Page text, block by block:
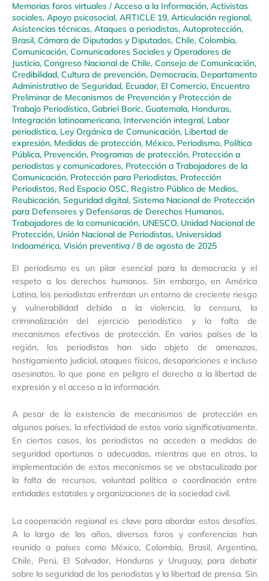
Memorias foros virtuales /Acceso a la Información, Activistas
sociales, Apoyo psicosocial, ARTICLE 19, Articulación regional,
Asistencias técnicas, Ataques a periodistas, Autoprotección,
Brasil, Cámara de Diputadas y Diputados, Chile, Colombia,
Comunicación, Comunicadores Sociales y Operadores de
Justicia, Congreso Nacional de Chile, Consejo de Comunicación,
Credibilidad, Cultura de prevención, Democracia, Departamento
Administrativo de Seguridad, Ecuador, El Comercio, Encuentro
Preliminar de Mecanismos de Prevención y Protección de
Trabajo Periodístico, Gabriel Boric, Guatemala, Honduras,
Integración latinoamericana, Intervención integral, Labor
periodística, Ley Orgánica de Comunicación, Libertad de
expresión, Medidas de protección, México, Periodismo, Política
Pública, Prevención, Programas de protección, Protección a
periodistas y comunicadores, Protección a Trabajadores de la
Comunicación, Protección para Periodistas, Protección
Periodistas, Red Espacio OSC, Registro Público de Medios,
Reubicación, Seguridad digital, Sistema Nacional de Protección
para Defensores y Defensoras de Derechos Humanos,
Trabajadores de la comunicación, UNESCO, Unidad Nacional de
Protección, Unión Nacional de Periodistas, Universidad
Indoamérica, Visión preventiva /8 de agosto de 2025
El periodismo es un pilar esencial para la democracia y el
respeto a los derechos humanos. Sin embargo, en América
Latina, los periodistas enfrentan un entorno de creciente riesgo
y vulnerabilidad debido a la violencia, la censura, la
criminalización del ejercicio periodístico y la falta de
mecanismos efectivos de protección. En varios países de la
región, los periodistas han sido objeto de amenazas,
hostigamiento judicial, ataques físicos, desapariciones e incluso
asesinatos, lo que pone en peligro el derecho a la libertad de
expresión y el acceso a la información.
A pesar de la existencia de mecanismos de protección en
algunos países, la efectividad de estos varía significativamente.
En ciertos casos, los periodistas no acceden a medidas de
seguridad oportunas o adecuadas, mientras que en otros, la
implementación de estos mecanismos se ve obstaculizada por
la falta de recursos, voluntad política o coordinación entre
entidades estatales y organizaciones de la sociedad civil.
La cooperación regional es clave para abordar estos desafíos.
A lo largo de los años, diversos foros y conferencias han
reunido a países como México, Colombia, Brasil, Argentina,
Chile, Perú, El Salvador, Honduras y Uruguay, para debatir
sobre la seguridad de los periodistas y la libertad de prensa. Sin